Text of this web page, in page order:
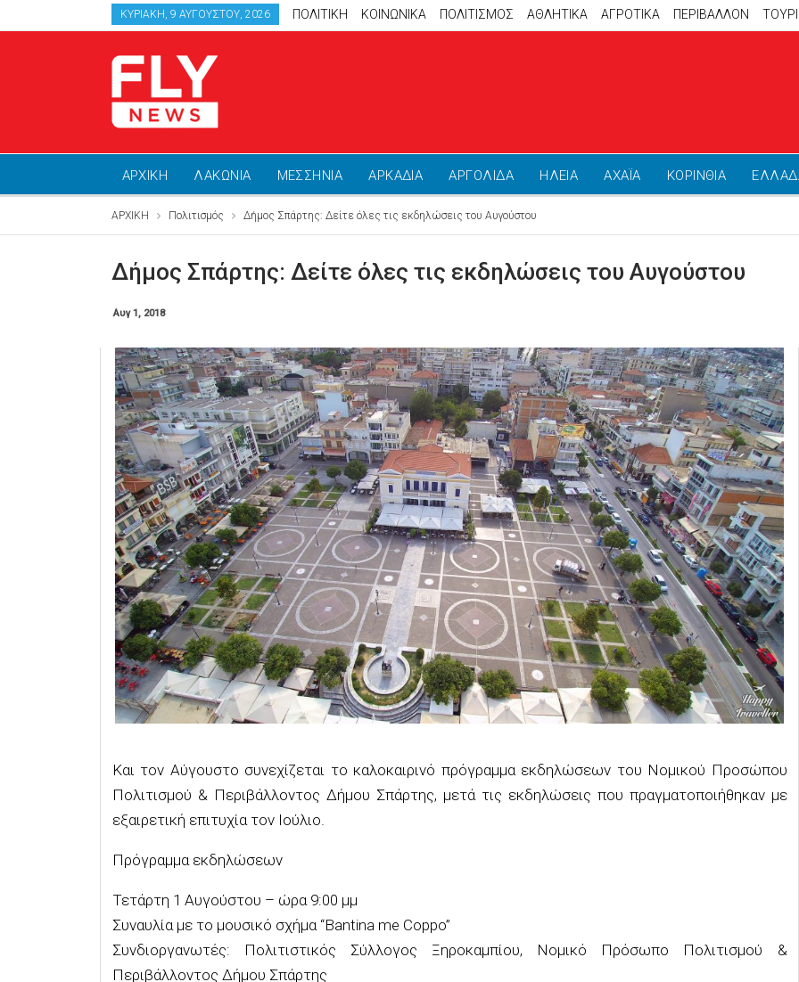
ΚΥΡΙΑΚΉ, 9 ΑΥΓΟΎΣΤΟΥ, 2026 ΠΟΛΙΤΙΚΗ ΚΟΙΝΩΝΙΚΑ ΠΟΛΙΤΙΣΜΟΣ ΑΘΛΗΤΙΚΆ ΑΓΡΟΤΙΚΑ ΠΕΡΙΒΑΛΛΟΝ
ΑΡΧΙΚΗ ΛΑΚΩΝΙΑ ΜΕΣΣΗΝΙΑ ΑΡΚΑΔΙΑ ΑΡΓΟΛΙΔΑ ΗΛΕΙΑ ΑΧΑΪΑ ΚΟΡΙΝΘΙΑ
ΑΡΧΙΚΗ Πολιτισμός Δήμος Σπάρτης: Δείτε όλες τις εκδηλώσεις του Αυγούστου
Δήμος Σπάρτης: Δείτε όλες τις εκδηλώσεις του Αυγούστου
Αυγ 1, 2018
Και τον Αύγουστο συνεχίζεται το καλοκαιρινό πρόγραμμα εκδηλώσεων του Νομικού Προσώπου
Πολιτισμού & Περιβάλλοντος Δήμου Σπάρτης, μετά τις εκδηλώσεις που πραγματοποιήθηκαν με
εξαιρετική επιτυχία τον Ιούλιο.
Πρόγραμμα εκδηλώσεων
Τετάρτη 1 Αυγούστου – ώρα 9:00 μμ
Συναυλία με το μουσικό σχήμα “Bantina me Coppo”
Συνδιοργανωτές: Πολιτιστικός Σύλλογος Ξηροκαμπίου, Νομικό Πρόσωπο Πολιτισμού &
Περιβάλλοντος Δήμου Σπάρτης